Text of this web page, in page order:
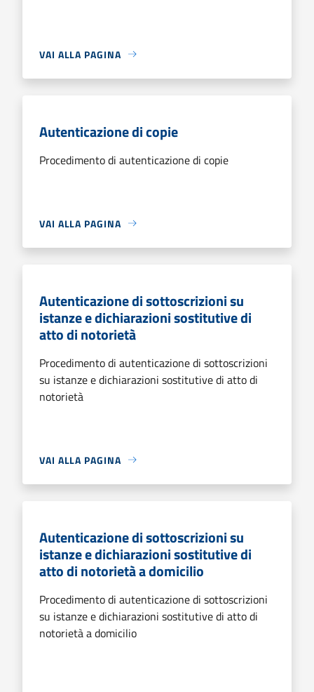
VAI ALLA PAGINA
Autenticazione di copie
Procedimento di autenticazione di copie
VAI ALLA PAGINA
Autenticazione di sottoscrizioni su
istanze e dichiarazioni sostitutive di
atto di notorietà
Procedimento di autenticazione di sottoscrizioni
su istanze e dichiarazioni sostitutive di atto di
notorietà
VAI ALLA PAGINA
Autenticazione di sottoscrizioni su
istanze e dichiarazioni sostitutive di
atto di notorietà a domicilio
Procedimento di autenticazione di sottoscrizioni
su istanze e dichiarazioni sostitutive di atto di
notorietà a domicilio